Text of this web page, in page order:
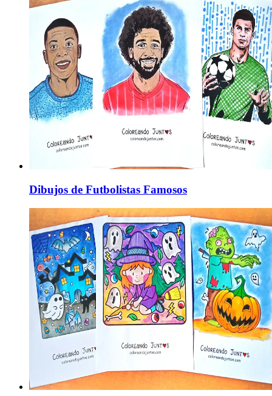
Dibujos de Futbolistas Famosos